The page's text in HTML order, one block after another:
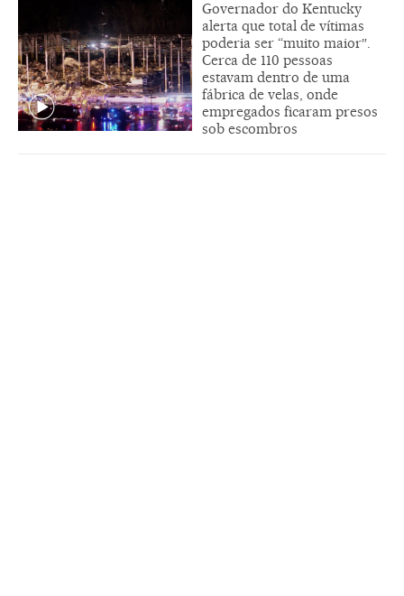
Governador do Kentucky
alerta que total de vítimas
poderia ser “muito maior″.
Cerca de 110 pessoas
estavam dentro de uma
fábrica de velas, onde
empregados ficaram presos
sob escombros